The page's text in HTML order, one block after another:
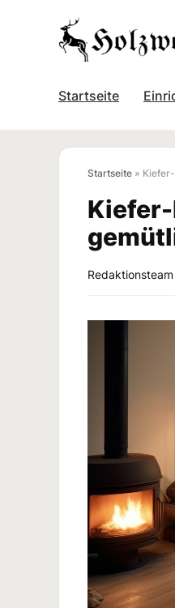
Startseite
Startseite »
Redaktionsteam